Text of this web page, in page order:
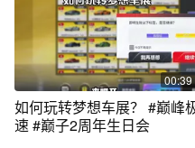
00:39
如何玩转梦想车展？ #巅峰
速 #巅子2周年生日会